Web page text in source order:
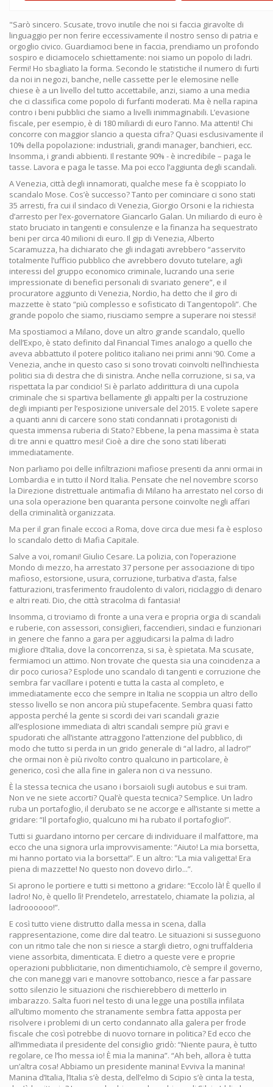
"Sarò sincero. Scusate, trovo inutile che noi si faccia giravolte di
linguaggio per non ferire eccessivamente il nostro senso di patria e
orgoglio civico. Guardiamoci bene in faccia, prendiamo un profondo
sospiro e diciamocelo schiettamente: noi siamo un popolo di ladri.
Fermi! Ho sbagliato la forma. Secondo le statistiche il numero di furti
da noi in negozi, banche, nelle cassette per le elemosine nelle
chiese è a un livello del tutto accettabile, anzi, siamo a una media
che ci classifica come popolo di furfanti moderati. Ma è nella rapina
contro i beni pubblici che siamo a livelli inimmaginabili. L’evasione
fiscale, per esempio, è di 180 miliardi di euro l’anno. Ma attenti! Chi
concorre con maggior slancio a questa cifra? Quasi esclusivamente il
10% della popolazione: industriali, grandi manager, banchieri, ecc.
Insomma, i grandi abbienti. Il restante 90% - è incredibile – paga le
tasse. Lavora e paga le tasse. Ma poi ecco l’aggiunta degli scandali.
A Venezia, città degli innamorati, qualche mese fa è scoppiato lo
scandalo Mose. Cos’è successo? Tanto per cominciare ci sono stati
35 arresti, fra cui il sindaco di Venezia, Giorgio Orsoni e la richiesta
d’arresto per l’ex-governatore Giancarlo Galan. Un miliardo di euro è
stato bruciato in tangenti e consulenze e la finanza ha sequestrato
beni per circa 40 milioni di euro. Il gip di Venezia, Alberto
Scaramuzza, ha dichiarato che gli indagati avrebbero “asservito
totalmente l’ufficio pubblico che avrebbero dovuto tutelare, agli
interessi del gruppo economico criminale, lucrando una serie
impressionate di benefici personali di svariato genere”, e il
procuratore aggiunto di Venezia, Nordio, ha detto che il giro di
mazzette è stato “più complesso e sofisticato di Tangentopoli”. Che
grande popolo che siamo, riusciamo sempre a superare noi stessi!
Ma spostiamoci a Milano, dove un altro grande scandalo, quello
dell’Expo, è stato definito dal Financial Times analogo a quello che
aveva abbattuto il potere politico italiano nei primi anni ’90. Come a
Venezia, anche in questo caso si sono trovati coinvolti nell’inchiesta
politici sia di destra che di sinistra. Anche nella corruzione, si sa, va
rispettata la par condicio! Si è parlato addirittura di una cupola
criminale che si spartiva bellamente gli appalti per la costruzione
degli impianti per l’esposizione universale del 2015. E volete sapere
a quanti anni di carcere sono stati condannati i protagonisti di
questa immensa ruberia di Stato? Ebbene, la pena massima è stata
di tre anni e quattro mesi! Cioè a dire che sono stati liberati
immediatamente.
Non parliamo poi delle infiltrazioni mafiose presenti da anni ormai in
Lombardia e in tutto il Nord Italia. Pensate che nel novembre scorso
la Direzione distrettuale antimafia di Milano ha arrestato nel corso di
una sola operazione ben quaranta persone coinvolte negli affari
della criminalità organizzata.
Ma per il gran finale eccoci a Roma, dove circa due mesi fa è esploso
lo scandalo detto di Mafia Capitale.
Salve a voi, romani! Giulio Cesare. La polizia, con l’operazione
Mondo di mezzo, ha arrestato 37 persone per associazione di tipo
mafioso, estorsione, usura, corruzione, turbativa d’asta, false
fatturazioni, trasferimento fraudolento di valori, riciclaggio di denaro
e altri reati. Dio, che città stracolma di fantasia!
Insomma, ci troviamo di fronte a una vera e propria orgia di scandali
e ruberie, con assessori, consiglieri, faccendieri, sindaci e funzionari
in genere che fanno a gara per aggiudicarsi la palma di ladro
migliore d’Italia, dove la concorrenza, si sa, è spietata. Ma scusate,
fermiamoci un attimo. Non trovate che questa sia una coincidenza a
dir poco curiosa? Esplode uno scandalo di tangenti e corruzione che
sembra far vacillare i potenti e tutta la casta al completo, e
immediatamente ecco che sempre in Italia ne scoppia un altro dello
stesso livello se non ancora più stupefacente. Sembra quasi fatto
apposta perché la gente si scordi dei vari scandali grazie
all’esplosione immediata di altri scandali sempre più gravi e
spudorati che all’istante attraggono l’attenzione del pubblico, di
modo che tutto si perda in un grido generale di “al ladro, al ladro!”
che ormai non è più rivolto contro qualcuno in particolare, è
generico, così che alla fine in galera non ci va nessuno.
È la stessa tecnica che usano i borsaioli sugli autobus e sui tram.
Non ve ne siete accorti? Qual’è questa tecnica? Semplice. Un ladro
ruba un portafoglio, il derubato se ne accorge e all’istante si mette a
gridare: “Il portafoglio, qualcuno mi ha rubato il portafoglio!”.
Tutti si guardano intorno per cercare di individuare il malfattore, ma
ecco che una signora urla improvvisamente: “Aiuto! La mia borsetta,
mi hanno portato via la borsetta!”. E un altro: “La mia valigetta! Era
piena di mazzette! No questo non dovevo dirlo...”.
Si aprono le portiere e tutti si mettono a gridare: “Eccolo là! È quello il
ladro! No, è quello lì! Prendetelo, arrestatelo, chiamate la polizia, al
ladroooooo!”.
E così tutto viene distrutto dalla messa in scena, dalla
rappresentazione, come dire dal teatro. Le situazioni si susseguono
con un ritmo tale che non si riesce a stargli dietro, ogni truffalderia
viene assorbita, dimenticata. E dietro a queste vere e proprie
operazioni pubblicitarie, non dimentichiamolo, c’è sempre il governo,
che con maneggi vari e manovre sottobanco, riesce a far passare
sotto silenzio le situazioni che rischierebbero di metterlo in
imbarazzo. Salta fuori nel testo di una legge una postilla infilata
all’ultimo momento che stranamente sembra fatta apposta per
risolvere i problemi di un certo condannato alla galera per frode
fiscale che così potrebbe di nuovo tornare in politica? Ed ecco che
all’immediata il presidente del consiglio gridò: “Niente paura, è tutto
regolare, ce l’ho messa io! È mia la manina”. “Ah beh, allora è tutta
un’altra cosa! Abbiamo un presidente manina! Evviva la manina!
Manina d’Italia, l’Italia s’è desta, dell’elmo di Scipio s’è cinta la testa,